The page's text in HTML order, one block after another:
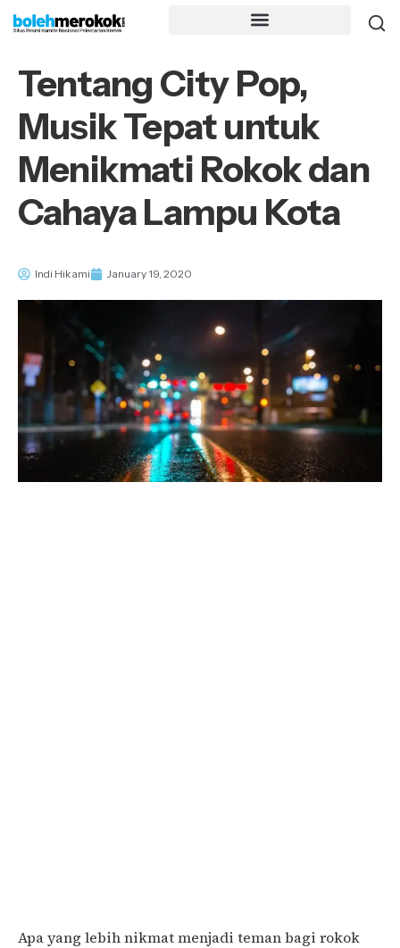
Tentang City Pop,
Musik Tepat untuk
Menikmati Rokok dan
Cahaya Lampu Kota
Indi Hikami January 19, 2020
Apa yang lebih nikmat menjadi teman bagi rokok